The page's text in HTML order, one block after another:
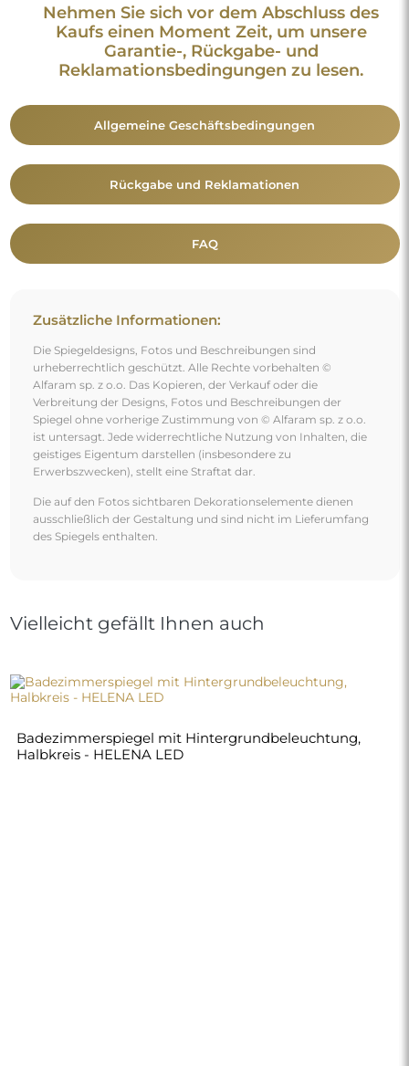
Nehmen Sie sich vor dem Abschluss des
Kaufs einen Moment Zeit, um unsere
Garantie-, Rückgabe- und
Reklamationsbedingungen zu lesen.
Allgemeine Geschäftsbedingungen
Rückgabe und Reklamationen
FAQ
Zusätzliche Informationen:
Die Spiegeldesigns, Fotos und Beschreibungen sind
urheberrechtlich geschützt. Alle Rechte vorbehalten ©
Alfaram sp. z o.o. Das Kopieren, der Verkauf oder die
Verbreitung der Designs, Fotos und Beschreibungen der
Spiegel ohne vorherige Zustimmung von © Alfaram sp. z o.o.
ist untersagt. Jede widerrechtliche Nutzung von Inhalten, die
geistiges Eigentum darstellen (insbesondere zu
Erwerbszwecken), stellt eine Straftat dar.
Die auf den Fotos sichtbaren Dekorationselemente dienen
ausschließlich der Gestaltung und sind nicht im Lieferumfang
des Spiegels enthalten.
Vielleicht gefällt Ihnen auch
Badezimmerspiegel mit Hintergrundbeleuchtung,
Halbkreis - HELENA LED